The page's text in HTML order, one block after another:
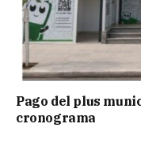
Pago del plus
cronograma